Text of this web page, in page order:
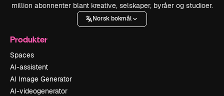
million abonnenter blant kreative, selskaper, byråer og studioer.
Norsk bokmål
Produkter
Spaces
AI-assistent
AI Image Generator
AI-videogenerator